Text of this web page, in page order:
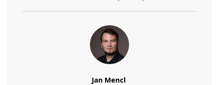
Jan Mencl